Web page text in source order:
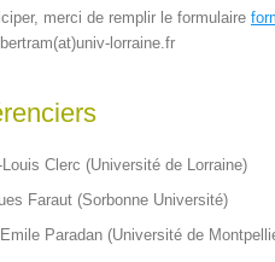
merci de remplir le formulaire
lorraine.fr
Clerc (Université de Lorraine)
Faraut (Sorbonne Université)
Paradan (Université de